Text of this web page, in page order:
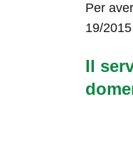
Per
19/
Il